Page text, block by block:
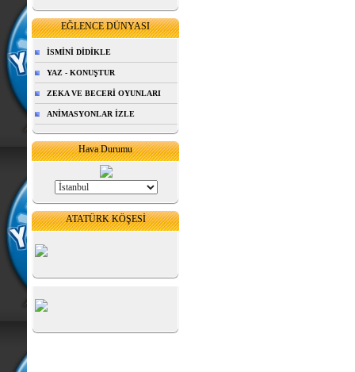
EĞLENCE DÜNYASI
İSMİNİ DİDİKLE
YAZ - KONUŞTUR
ZEKA VE BECERİ OYUNLARI
ANİMASYONLAR İZLE
Hava Durumu
ATATÜRK KÖŞESİ